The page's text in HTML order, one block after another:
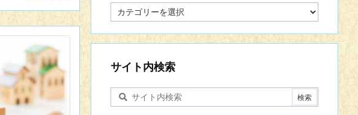
定
分
に
関
す
記
サイト内検索